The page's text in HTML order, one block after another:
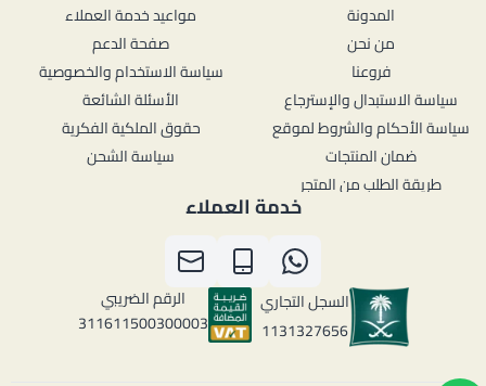
المدونة
من نحن
فروعنا
سياسة الاستبدال والإسترجاع
سياسة الأحكام والشروط لموقع
ضمان المنتجات
طريقة الطلب من المتجر
مواعيد خدمة العملاء
صفحة الدعم
سياسة الاستخدام والخصوصية
الأسئلة الشائعة
حقوق الملكية الفكرية
سياسة الشحن
خدمة العملاء
السجل التجاري
1131327656
الرقم الضريبي
311611500300003